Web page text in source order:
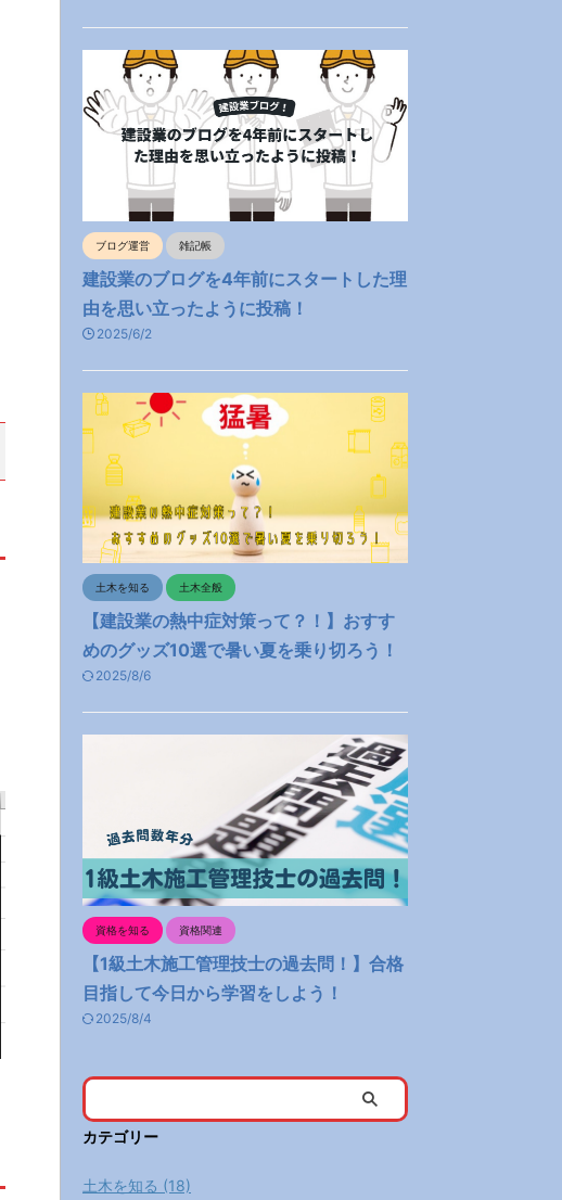
ブログ運営 雑記帳
建設業のブログを4年前にスタートした理
由を思い立ったように投稿！
2025/6/2
土木を知る 土木全般
【建設業の熱中症対策って？！】おすす
めのグッズ10選で暑い夏を乗り切ろう！
2025/8/6
資格を知る 資格関連
【1級土木施工管理技士の過去問！】合格
目指して今日から学習をしよう！
2025/8/4
カテゴリー
土木を知る (18)